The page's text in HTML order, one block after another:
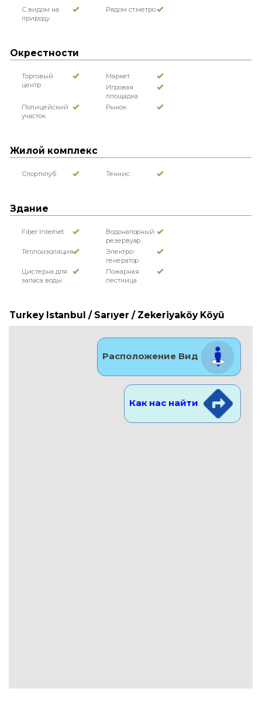
С видом на
природу
Рядом ст.метро
Окрестности
Торговый
центр
Маркет
Игровая
площадка
Полицейский
участок
Рынок
Жилой комплекс
Спортклуб Теннис
Здание
Fiber Internet
Водонапорный
резервуар
Теплоизоляция
Электро-
генератор
Цистерна для
запаса воды
Пожарная
лестница
Turkey Istanbul / Sarıyer / Zekeriyaköy Köyü
Расположение Вид
Как нас найти